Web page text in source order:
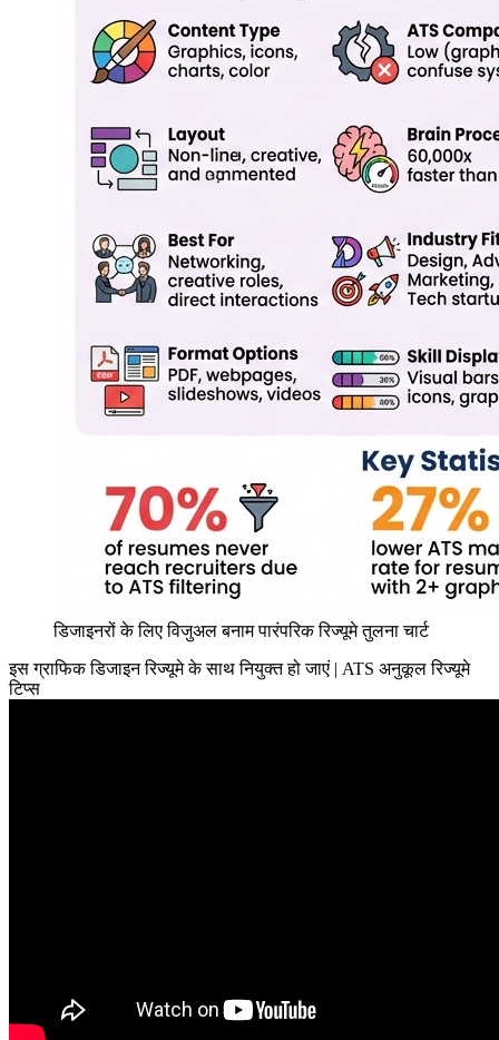
डिजाइनरों के लिए विजुअल बनाम पारंपरिक रिज्यूमे तुलना चार्ट
इस ग्राफिक डिजाइन रिज्यूमे के साथ नियुक्त हो जाएं | ATS अनुकूल रिज्यूमे
टिप्स